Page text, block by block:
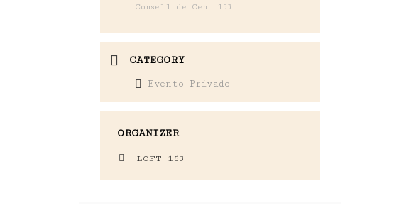
Consell de Cent 153
CATEGORY
Evento Privado
ORGANIZER
LOFT 153